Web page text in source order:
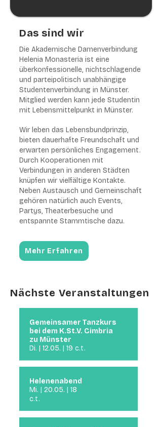
Das sind wir
Die Akademische Damenverbindung
Helenia Monasteria ist eine
überkonfessionelle, nichtschlagende
und parteipolitisch unabhängige
Studentenverbindung in Münster.
Mitglied werden kann jede Studentin
mit Lebensmittelpunkt in Münster.
Wir leben das Lebensbundprinzip,
bieten dauerhafte Freundschaft und
erwarten persönliches Engagement.
Durch Kooperationen mit
Verbindungen in anderen Städten
knüpfen wir vielfältige Kontakte.
Neben Austausch und Gemeinschaft
gehören natürlich auch Events,
Partys, Theaterbesuche und
entspannte Stammtische dazu.
Mehr Erfahren
Nächste Veranstaltungen
Gemeinsamer Tanzkurs
bei dem K.St.V. Cimbria
zu Münster
Di. | 12.05. | 19 c.t.
Helenenabend
Mi. | 20.05. | 18
c.t.